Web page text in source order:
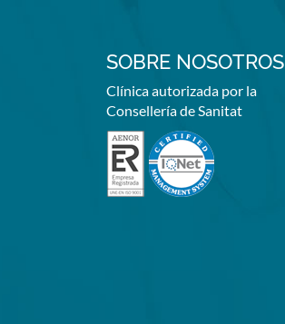
SOBRE NOSOTROS
Clínica autorizada por la
Consellería de Sanitat